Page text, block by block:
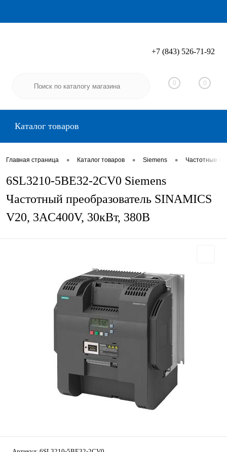
Вход Регистрация
+7 (843) 526-71-92
0 0
Каталог товаров
Главная страница • Каталог товаров • Siemens • Частотные
6SL3210-5BE32-2CV0 Siemens
Частотный преобразователь SINAMICS
V20, 3AC400V, 30кВт, 380В